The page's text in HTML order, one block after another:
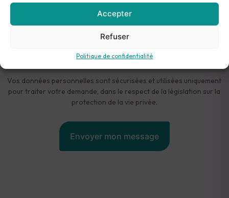
Accepter
Refuser
Politique de confidentialité
J’accepte que mes informations soient
transmises à Théodora et utilisées conformément à
la politique de confidentialité.
Vos données personnelles sont sécurisées et utilisées uniquement
pour traiter votre demande, dans le respect de la législation sur la
protection de la vie privée.